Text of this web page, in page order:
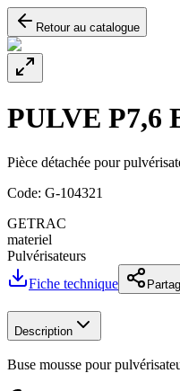
Retour au catalogue
PULVE P7,6
Pièce détachée pour
Code: G-104321
GETRAC
materiel
Pulvérisateurs
Fiche technique
Description
Buse mousse pour